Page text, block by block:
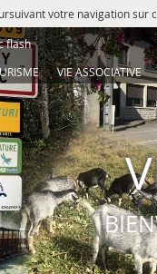
votre navigation sur
flash
VIE ASSOCIATIVE